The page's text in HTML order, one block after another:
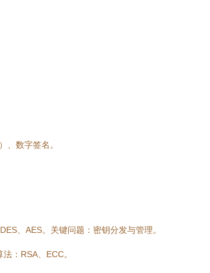
、数字签名。
、AES。关键问题：密钥分发与管理。
：RSA、ECC。